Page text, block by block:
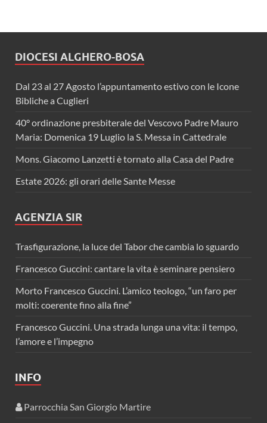
DIOCESI ALGHERO-BOSA
Dal 23 al 27 Agosto l’appuntamento estivo con le Icone
Bibliche a Cuglieri
40° ordinazione presbiterale del Vescovo Padre Mauro
Maria: Domenica 19 Luglio la S. Messa in Cattedrale
Mons. Giacomo Lanzetti è tornato alla Casa del Padre
Estate 2026: gli orari delle Sante Messe
AGENZIA SIR
Trasfigurazione, la luce del Tabor che cambia lo sguardo
Francesco Guccini: cantare la vita è seminare pensiero
Morto Francesco Guccini. L’amico teologo, “un faro per
molti: coerente fino alla fine”
Francesco Guccini. Una strada lunga una vita: il tempo,
l’amore e l’impegno
INFO
Parrocchia San Giorgio Martire